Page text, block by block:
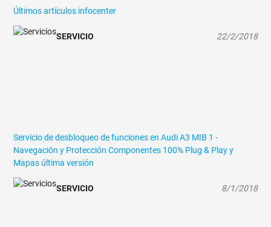
Últimos artículos infocenter
SERVICIO 22/2/2018
Servicio de desbloqueo de funciones en Audi A3 MIB 1 -
Navegación y Protección Componentes 100% Plug & Play y
Mapas última versión
SERVICIO 8/1/2018